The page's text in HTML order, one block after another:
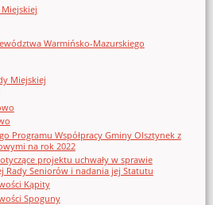
Miejskiej
Warmińsko-Mazurskiego
Miejskiej
Programu Współpracy Gminy Olsztynek z
na rok 2022
projektu uchwały w sprawie
Rady Seniorów i nadania jej Statutu
Kąpity
Spoguny